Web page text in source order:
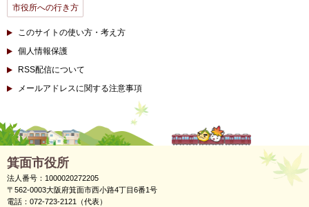
市役所への行き方
このサイトの使い方・考え方
個人情報保護
RSS配信について
メールアドレスに関する注意事項
箕面市役所
法人番号：1000020272205
〒562-0003大阪府箕面市西小路4丁目6番1号
電話：072-723-2121（代表）